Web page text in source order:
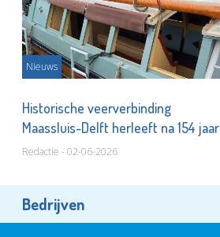
Nieuws
Historische veerverbinding
Maassluis-Delft herleeft na 154 jaar
Redactie - 02-06-2026
Bedrijven